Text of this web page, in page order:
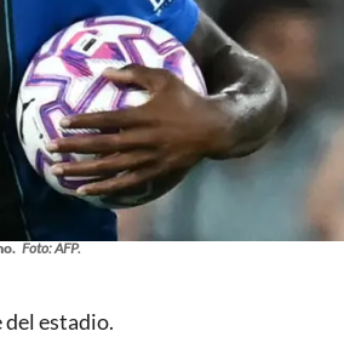
Foto: AFP.
estadio.